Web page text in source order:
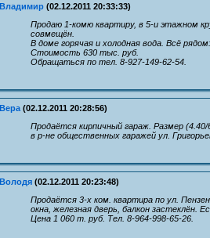
Владимир (02.12.2011 20:33:33)
Продаю 1-комю квартиру, в 5-и этажном
совмещён.
В доме горячая и холодная вода. Всё
Стоимость 630 тыс. руб.
Обращаться по тел. 8-927-149-62-54.
Вера (02.12.2011 20:28:56)
Продаётся кирпичный гараж. Размер
в р-не общественных гаражей ул.
Володя (02.12.2011 20:23:48)
Продаётся 3-х ком. квартира по ул.
окна, железная дверь, балкон застеклён.
Цена 1 060 т. руб. Тел. 8-964-998-65-26.